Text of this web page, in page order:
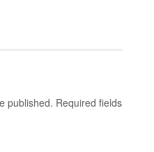
published. Required fields